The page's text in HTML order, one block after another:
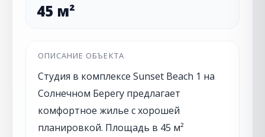
45 м²
ОПИСАНИЕ ОБЪЕКТА
Студия в комплексе Sunset Beach 1 на
Солнечном Берегу предлагает
комфортное жилье с хорошей
планировкой. Площадь в 45 м²